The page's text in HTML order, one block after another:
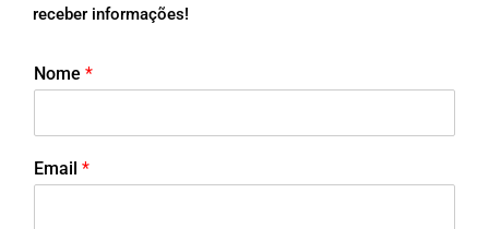
receber informações!
Nome *
Email *